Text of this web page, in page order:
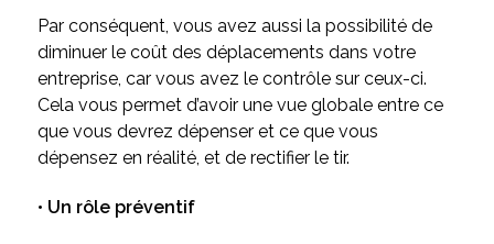
Par conséquent, vous avez aussi la possibilité de
diminuer le coût des déplacements dans votre
entreprise, car vous avez le contrôle sur ceux-ci.
Cela vous permet d’avoir une vue globale entre ce
que vous devrez dépenser et ce que vous
dépensez en réalité, et de rectifier le tir.
• Un rôle préventif